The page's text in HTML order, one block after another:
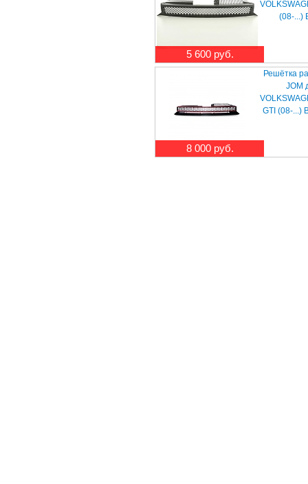
5 600 руб.
(08-...)
8 000 руб.
Решётка
JOM
GTI (08-...)